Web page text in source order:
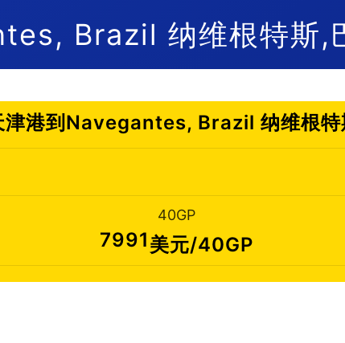
Brazil 纳维根特斯,
津港到Navegantes, Brazil 纳维根特
40GP
7991美元/40GP